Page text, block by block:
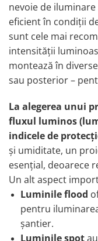
Rezistoare CANBUS
Stroboscoape Auto
Suporturi pentru
Veste Reflectorizante
Capace inox si jante
Capace piulite
Deflectoare geam
Oglinzi auto
Parasolare Camion –
Accesorii
Protectii si pasaje roti
Reclame Luminoase
nevoie de
eficient în condiții
sunt cele mai
intensității
montează în
sau posterior –
La alegerea unui
fluxul luminos
indicele de
și umiditate, un
esențial, deoarece
Un alt aspect
Luminile flood
pentru
șantier.
Luminile spot